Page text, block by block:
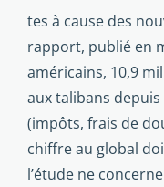
tes à cause des
rap­port, publié en
américains, 10,9
aux talibans
(impôts, frais de
chiffre au global
l’étude ne